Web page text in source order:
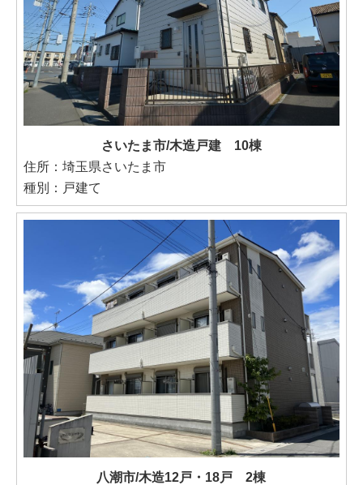
さいたま市/木造戸建 10棟
住所：埼玉県さいたま市
種別：戸建て
八潮市/木造12戸・18戸 2棟